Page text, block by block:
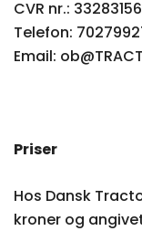
CVR nr.: 33283156
Telefon:
Email:
Priser
Hos Dansk
kroner og